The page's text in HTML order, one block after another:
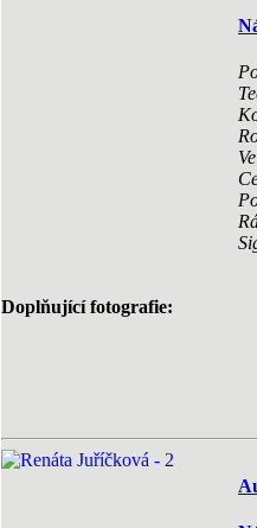
Doplňující fotografie: